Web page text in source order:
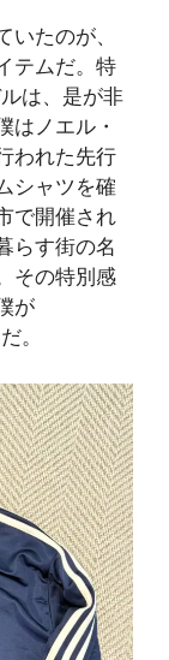
たのが、
テムだ。特
は、是が非
はノエル・
われた先行
シャツを確
で開催され
らす街の名
その特別感
が
。